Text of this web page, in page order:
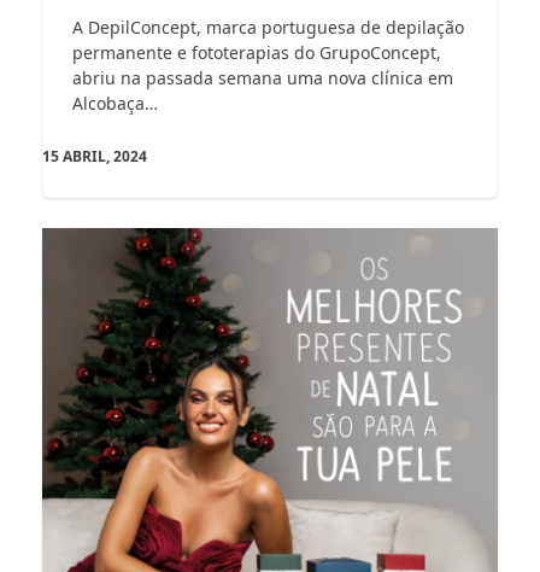
A DepilConcept, marca portuguesa de depilação
permanente e fototerapias do GrupoConcept,
abriu na passada semana uma nova clínica em
Alcobaça…
15 ABRIL, 2024